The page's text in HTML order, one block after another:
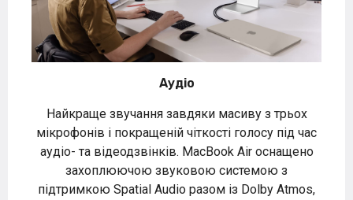
Аудіо
Найкраще звучання завдяки масиву з трьох
мікрофонів і покращеній чіткості голосу під час
аудіо- та відеодзвінків. MacBook Air оснащено
захоплюючою звуковою системою з
підтримкою Spatial Audio разом із Dolby Atmos,